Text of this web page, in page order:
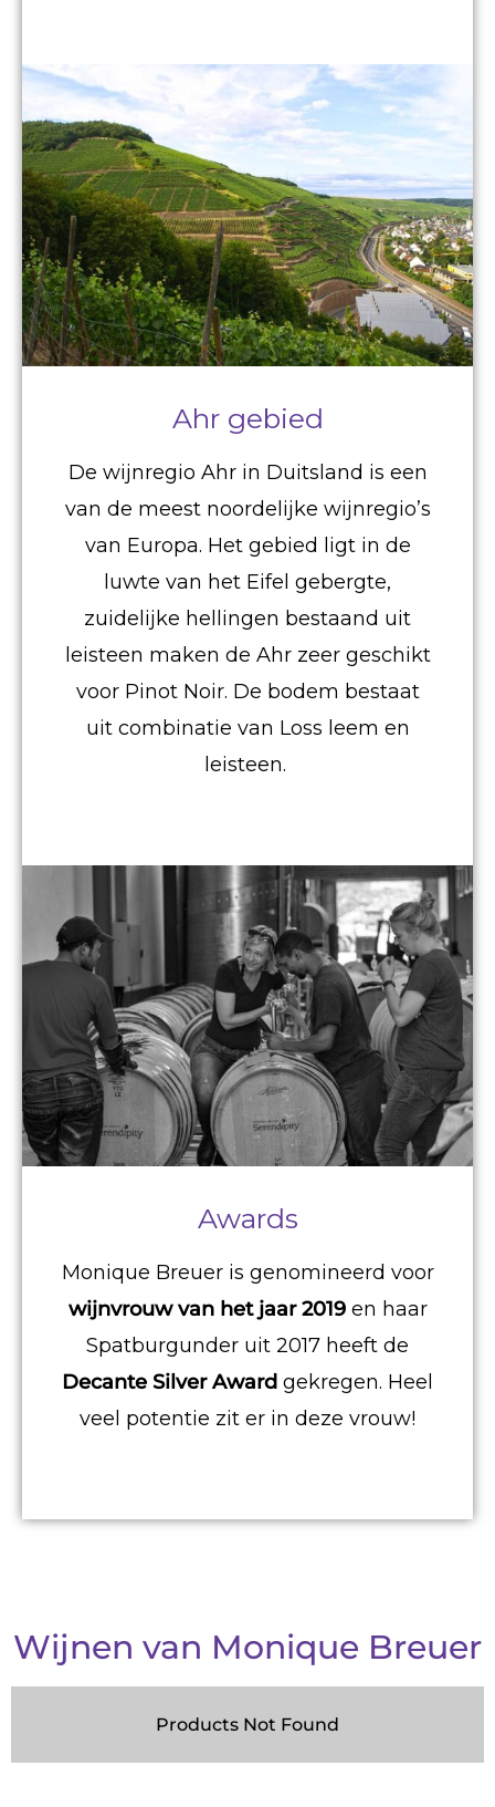
Ahr gebied
De wijnregio Ahr in Duitsland is een
van de meest noordelijke wijnregio’s
van Europa. Het gebied ligt in de
luwte van het Eifel gebergte,
zuidelijke hellingen bestaand uit
leisteen maken de Ahr zeer geschikt
voor Pinot Noir. De bodem bestaat
uit combinatie van Loss leem en
leisteen.
Awards
Monique Breuer is genomineerd voor
wijnvrouw van het jaar 2019en haar
Spatburgunder uit 2017 heeft de
Decante Silver Award gekregen. Heel
veel potentie zit er in deze vrouw!
Wijnen van Monique Breuer
Products Not Found